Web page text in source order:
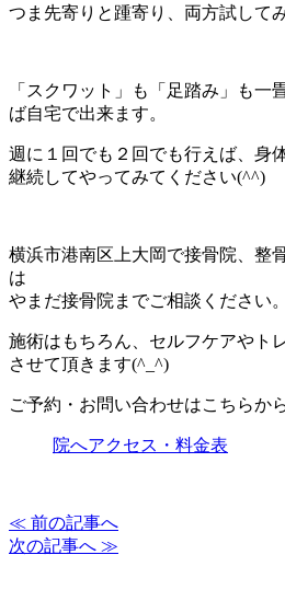
つま先寄りと踵寄り、両方試して
「スクワット」も「足踏み」も一
ば自宅で出来ます。
週に１回でも２回でも行えば、身
継続してやってみてください(^^)
横浜市港南区上大岡で接骨院、整
は
やまだ接骨院までご相談ください。
施術はもちろん、セルフケアやト
させて頂きます(^_^)
ご予約・お問い合わせはこちらか
院へアクセス・料金表
≪ 前の記事へ
次の記事へ ≫